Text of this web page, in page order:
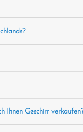
Ihnen Geschirr